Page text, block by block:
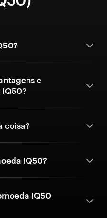
e
IQ50?
coisa?
IQ50?
IQ50